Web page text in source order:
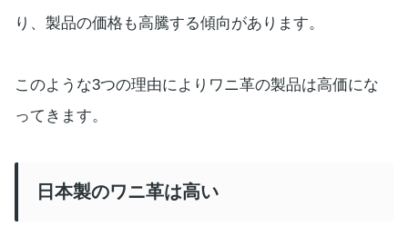
り、製品の価格も高騰する傾向があります。
このような3つの理由によりワニ革の製品は高価にな
ってきます。
日本製のワニ革は高い